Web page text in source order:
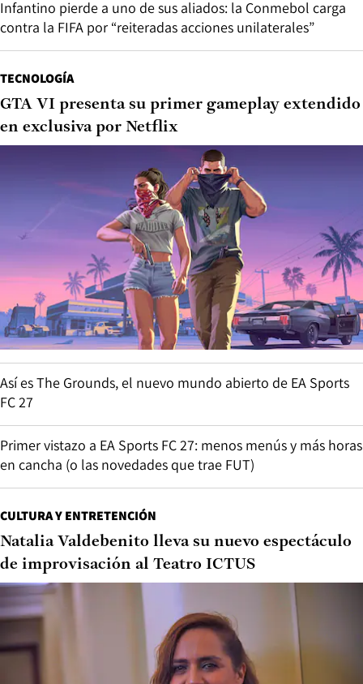
Infantino pierde a uno de sus aliados: la Conmebol carga
contra la FIFA por “reiteradas acciones unilaterales”
TECNOLOGÍA
GTA VI presenta su primer gameplay extendido
en exclusiva por Netflix
Así es The Grounds, el nuevo mundo abierto de EA Sports
FC 27
Primer vistazo a EA Sports FC 27: menos menús y más horas
en cancha (o las novedades que trae FUT)
CULTURA Y ENTRETENCIÓN
Natalia Valdebenito lleva su nuevo espectáculo
de improvisación al Teatro ICTUS